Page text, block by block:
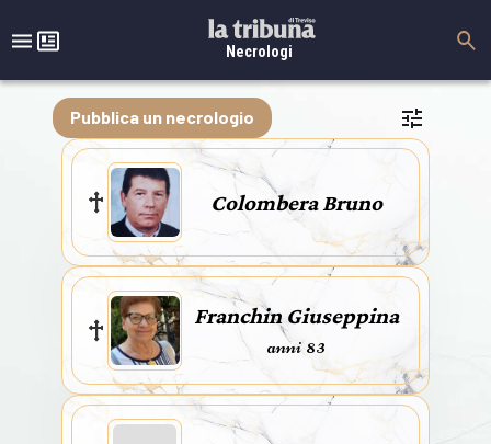
Necrologi
Pubblica un necrologio
Colombera Bruno
Franchin Giuseppina
anni 83